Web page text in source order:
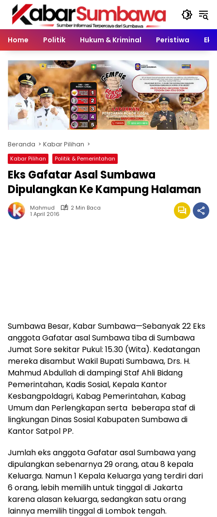
Langsung
konten
Home
Politik Hukum & Kriminal Peristiwa
Beranda Kabar Pilihan
Kabar Pilihan Politik & Pemerintahan
Eks Gafatar Asal Sumbawa
Dipulangkan Ke Kampung Halaman
Mahmud
2 Min Baca
1 April 2016
Sumbawa Besar, Kabar Sumbawa—Sebanyak 22 Eks
anggota Gafatar asal Sumbawa tiba di Sumbawa
Jumat Sore sekitar Pukul: 15.30 (Wita). Kedatangan
mereka disambut Wakil Bupati Sumbawa, Drs. H.
Mahmud Abdullah di dampingi Staf Ahli Bidang
Pemerintahan, Kadis Sosial, Kepala Kantor
Kesbangpoldagri, Kabag Pemerintahan, Kabag
Umum dan Perlengkapan serta beberapa staf di
lingkungan Dinas Sosial Kabupaten Sumbawa di
Kantor Satpol PP.
Jumlah eks anggota Gafatar asal Sumbawa yang
dipulangkan sebenarnya 29 orang, atau 8 kepala
Keluarga. Namun 1 Kepala Keluarga yang terdiri dari
6 orang, lebih memilih untuk tinggal di Jakarta
karena alasan keluarga, sedangkan satu orang
lainnya memilih tinggal di Lombok tengah.